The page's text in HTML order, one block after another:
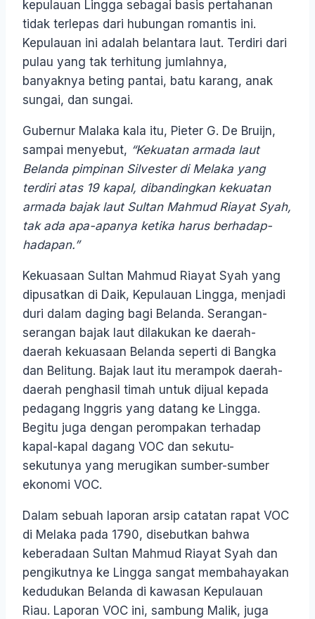
kepulauan Lingga sebagai basis pertahanan
tidak terlepas dari hubungan romantis ini.
Kepulauan ini adalah belantara laut. Terdiri dari
pulau yang tak terhitung jumlahnya,
banyaknya beting pantai, batu karang, anak
sungai, dan sungai.
Gubernur Malaka kala itu, Pieter G. De Bruijn,
sampai menyebut, “Kekuatan armada laut
Belanda pimpinan Silvester di Melaka yang
terdiri atas 19 kapal, dibandingkan kekuatan
armada bajak laut Sultan Mahmud Riayat Syah,
tak ada apa-apanya ketika harus berhadap-
hadapan.”
Kekuasaan Sultan Mahmud Riayat Syah yang
dipusatkan di Daik, Kepulauan Lingga, menjadi
duri dalam daging bagi Belanda. Serangan-
serangan bajak laut dilakukan ke daerah-
daerah kekuasaan Belanda seperti di Bangka
dan Belitung. Bajak laut itu merampok daerah-
daerah penghasil timah untuk dijual kepada
pedagang Inggris yang datang ke Lingga.
Begitu juga dengan perompakan terhadap
kapal-kapal dagang VOC dan sekutu-
sekutunya yang merugikan sumber-sumber
ekonomi VOC.
Dalam sebuah laporan arsip catatan rapat VOC
di Melaka pada 1790, disebutkan bahwa
keberadaan Sultan Mahmud Riayat Syah dan
pengikutnya ke Lingga sangat membahayakan
kedudukan Belanda di kawasan Kepulauan
Riau. Laporan VOC ini, sambung Malik, juga